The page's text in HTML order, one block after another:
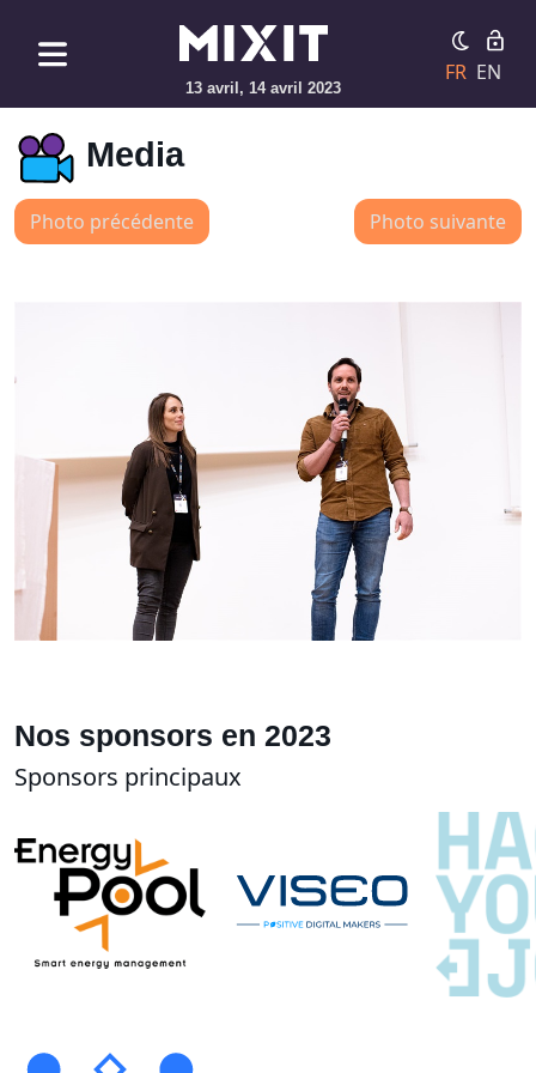
13 avril, 14 avril 2023
FR EN
Media
Photo précédente Photo suivante
Nos sponsors en 2023
Sponsors principaux